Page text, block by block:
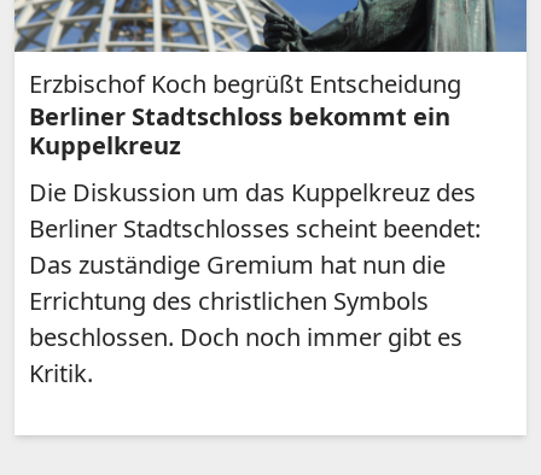
Erzbischof Koch begrüßt Entscheidung
Berliner Stadtschloss bekommt ein
Kuppelkreuz
Die Diskussion um das Kuppelkreuz des
Berliner Stadtschlosses scheint beendet:
Das zuständige Gremium hat nun die
Errichtung des christlichen Symbols
beschlossen. Doch noch immer gibt es
Kritik.